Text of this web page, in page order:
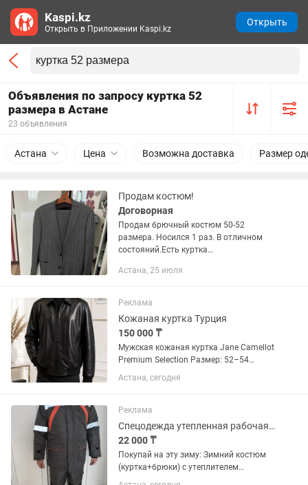
Объявления по запросу куртка 52
размера в Астане
23 объявления
Астана Цена Возможна доставка Размер
Продам костюм!
Договорная
Продам брючный костюм 50-52
размера. Носился 1 раз. В отличном
состояний.Есть куртка
Астана, 25 июля
Реклама
Кожаная куртка Турция
150 000 ₸
Мужская кожаная куртка Jane Camellot
Premium Selection Размер: 52–54
Материал: 100% натуральная кожа
Производство: Турция Состояние:
Элегантная мужская куртка...
Астана, сегодня
Реклама
Спецодежда утепленная рабочая, костюм зимний 52 р-р
22 000 ₸
Покупай на эту зиму: Зимний костюм
(куртка+брюки) с утеплителем
холлофайбер. Теплый, прочный и
Kaspi.kz
Открыть в Приложении Kaspi.kz
Открыть